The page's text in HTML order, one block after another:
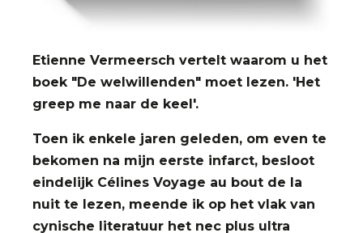
Etienne Vermeersch vertelt waarom u het
boek "De welwillenden" moet lezen. 'Het
greep me naar de keel'.
Toen ik enkele jaren geleden, om even te
bekomen na mijn eerste infarct, besloot
eindelijk Célines Voyage au bout de la
nuit te lezen, meende ik op het vlak van
cynische literatuur het nec plus ultra